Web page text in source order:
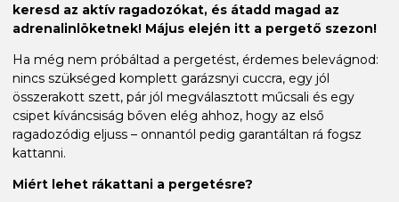
keresd az aktív ragadozókat, és átadd magad az
adrenalinlöketnek! Május elején itt a pergető szezon!
Ha még nem próbáltad a pergetést, érdemes belevágnod:
nincs szükséged komplett garázsnyi cuccra, egy jól
összerakott szett, pár jól megválasztott műcsali és egy
csipet kíváncsiság bőven elég ahhoz, hogy az első
ragadozódig eljuss – onnantól pedig garantáltan rá fogsz
kattanni.
Miért lehet rákattani a pergetésre?